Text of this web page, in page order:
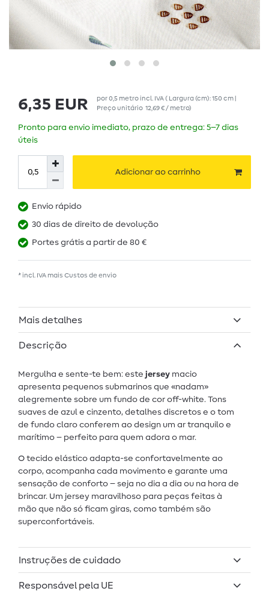
6,35 EUR por0,5 metro incl. IVA( Largura (cm): 150 cm |
Preço unitário 12,69 € / metro)
Pronto para envio imediato, prazo de entrega: 5–7 dias
úteis
Adicionar ao carrinho
Envio rápido
30 dias de direito de devolução
Portes grátis a partir de 80 €
* incl. IVA mais Custos de envio
Mais detalhes
Descrição
Mergulha e sente-te bem: este jersey macio
apresenta pequenos submarinos que «nadam»
alegremente sobre um fundo de cor off-white. Tons
suaves de azul e cinzento, detalhes discretos e o tom
de fundo claro conferem ao design um ar tranquilo e
marítimo – perfeito para quem adora o mar.
O tecido elástico adapta-se confortavelmente ao
corpo, acompanha cada movimento e garante uma
sensação de conforto – seja no dia a dia ou na hora de
brincar. Um jersey maravilhoso para peças feitas à
mão que não só ficam giras, como também são
superconfortáveis.
Instruções de cuidado
Responsável pela UE